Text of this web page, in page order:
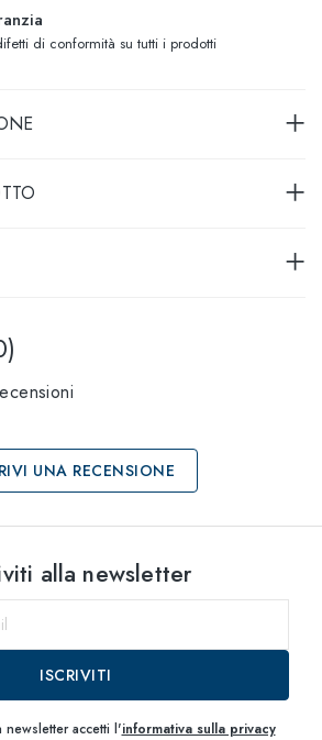
di conformità su tutti i prodotti
UNA RECENSIONE
entro il
alla newsletter
ISCRIVITI
newsletter accetti l'informativa sulla privacy